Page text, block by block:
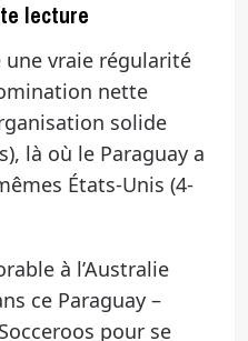
lecture
une vraie régularité
nette
solide
là où le Paraguay a
États-Unis (4-
à l’Australie
ce Paraguay –
pour se